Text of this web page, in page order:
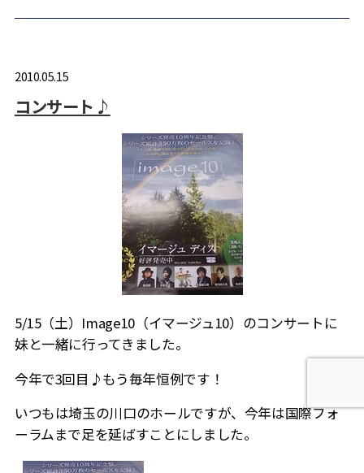
2010.05.15
コンサート♪
5/15（土）Image10（イマージュ10）のコンサートに
妹と一緒に行ってきました。
今年で3回目♪もう毎年恒例です！
いつもは埼玉の川口のホールですが、今年は国際フォ
ーラムまで足を延ばすことにしました。